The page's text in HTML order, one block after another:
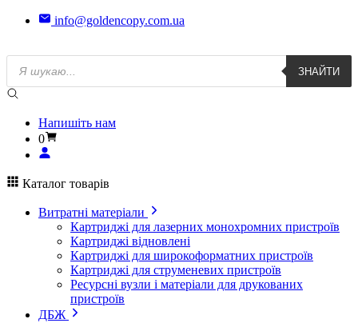
info@goldencopy.com.ua
Пошук
товарів
ЗНАЙТИ
Напишіть нам
0
Каталог товарів
Витратні матеріали
Картриджі для лазерних монохромних пристроїв
Картриджі відновлені
Картриджі для широкоформатних пристроїв
Картриджі для струменевих пристроїв
Ресурсні вузли і матеріали для друкованих
пристроїв
ДБЖ